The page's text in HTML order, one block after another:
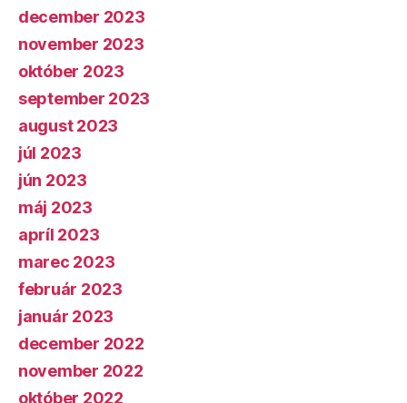
december 2023
november 2023
október 2023
september 2023
august 2023
júl 2023
jún 2023
máj 2023
apríl 2023
marec 2023
február 2023
január 2023
december 2022
november 2022
október 2022